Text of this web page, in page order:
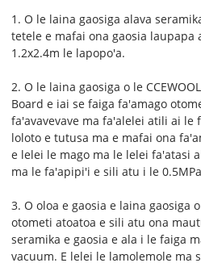
1. O le laina gaosiga alava
tetele e mafai ona gaosia laupapa
1.2x2.4m le lapopo'a.
2. O le laina gaosiga o le
Board e iai se faiga fa'amago
fa'avavevave ma fa'alelei atili ai le
loloto e tutusa ma e mafai ona
e lelei le mago ma le lelei fa'atasi
ma le fa'apipi'i e sili atu i le
3. O oloa e gaosia e laina gaosiga
otometi atoatoa e sili atu ona
seramika e gaosia e ala i le faiga
vacuum. E lelei le lamolemole ma